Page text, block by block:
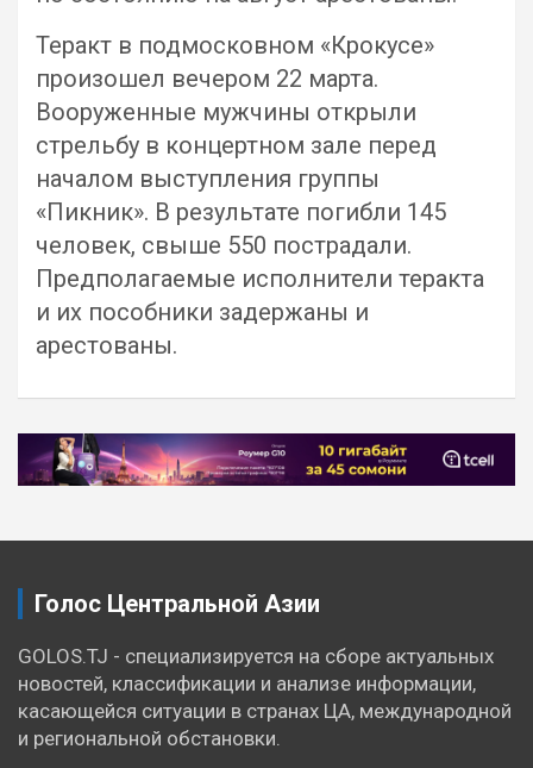
Теракт в подмосковном «Крокусе»
произошел вечером 22 марта.
Вооруженные мужчины открыли
стрельбу в концертном зале перед
началом выступления группы
«Пикник». В результате погибли 145
человек, свыше 550 пострадали.
Предполагаемые исполнители теракта
и их пособники задержаны и
арестованы.
Навигация
по
Голос Центральной Азии
GOLOS.TJ - специализируется на сборе актуальных
новостей, классификации и анализе информации,
касающейся ситуации в странах ЦА, международной
и региональной обстановки.